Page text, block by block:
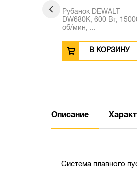
Струбцина
DEWALT
4.5 м.
В КОРЗИНУ
Описание
Система плавного